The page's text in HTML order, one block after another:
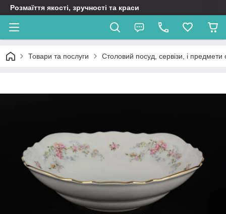
Розмаїття якості, зручності та краси
Товари та послуги Столовий посуд, сервізи, і предмети